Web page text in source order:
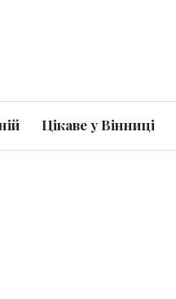
Цікаве у Вінниці